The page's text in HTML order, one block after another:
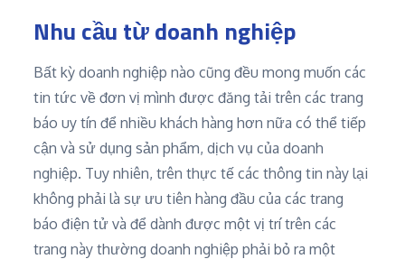
Nhu cầu từ doanh nghiệp
Bất kỳ doanh nghiệp nào cũng đều mong muốn các
tin tức về đơn vị mình được đăng tải trên các trang
báo uy tín để nhiều khách hàng hơn nữa có thể tiếp
cận và sử dụng sản phẩm, dịch vụ của doanh
nghiệp. Tuy nhiên, trên thực tế các thông tin này lại
không phải là sự ưu tiên hàng đầu của các trang
báo điện tử và để dành được một vị trí trên các
trang này thường doanh nghiệp phải bỏ ra một